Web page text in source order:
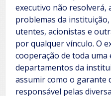
executivo não resolverá,
problemas da
utentes, acionistas e
por qualquer vínculo. O
cooperação de toda uma
departamentos da
assumir como o garante
responsável pelas